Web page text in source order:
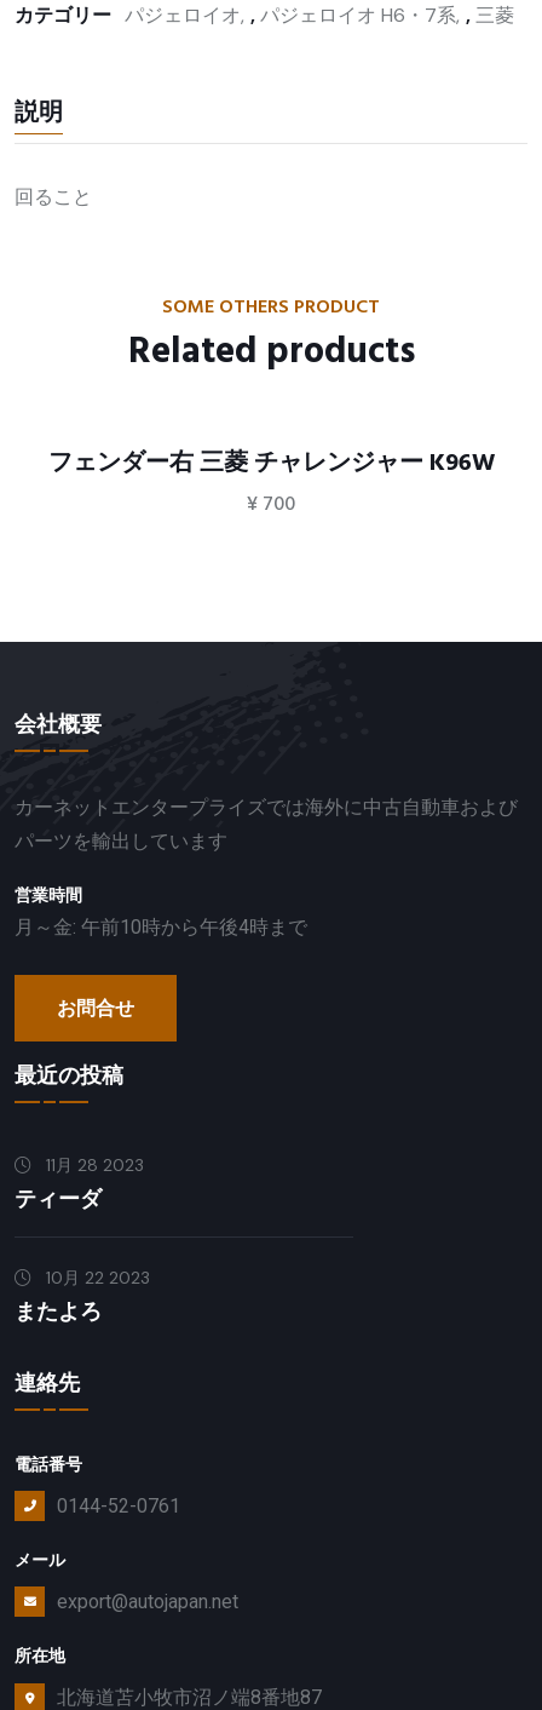
カテゴリー パジェロイオ ,パジェロイオ H6・7系 ,三菱
説明
回ること
SOME OTHERS PRODUCT
Related products
フェンダー右 三菱 チャレンジャー K96W
¥ 700
会社概要
カーネットエンタープライズでは海外に中古自動車および
パーツを輸出しています
営業時間
月～金: 午前10時から午後4時まで
お問合せ
最近の投稿
11月 28 2023
ティーダ
10月 22 2023
またよろ
連絡先
電話番号
0144-52-0761
メール
export@autojapan.net
所在地
北海道苫小牧市沼ノ端8番地87